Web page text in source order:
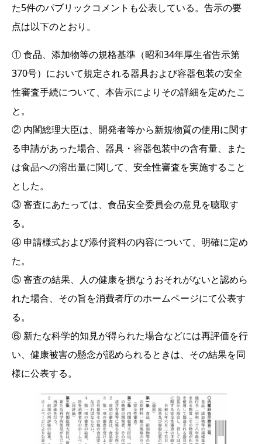
た5件のパブリックコメントも公表している。告示の要
点は以下のとおり。
① 食品、添加物等の規格基準（昭和34年厚生省告示第
370号）において規定される器具および容器包装の安全
性審査手続について、本告示によりその詳細を定めたこ
と。
② 内閣総理大臣は、開発者等から新規物質の使用に関す
る申請があった場合、器具・容器包装中の含有量、また
は食品への溶出量に関して、安全性審査を実施すること
とした。
③ 審査にあたっては、食品安全委員会の意見を聴取す
る。
④ 申請様式および添付資料の内容について、明確に定め
た。
⑤ 審査の結果、人の健康を損なうおそれがないと認めら
れた場合、その旨を消費者庁のホームページにて公表す
る。
⑥ 新たな科学的知見が得られた場合などには再評価を行
い、健康被害の懸念が認められるときは、その結果を同
様に公表する。